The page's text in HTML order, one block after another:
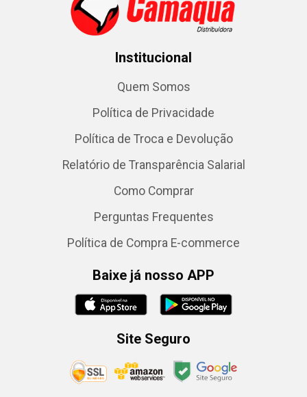
Institucional
Quem Somos
Política de Privacidade
Política de Troca e Devolução
Relatório de Transparência Salarial
Como Comprar
Perguntas Frequentes
Política de Compra E-commerce
Baixe já nosso APP
Site Seguro